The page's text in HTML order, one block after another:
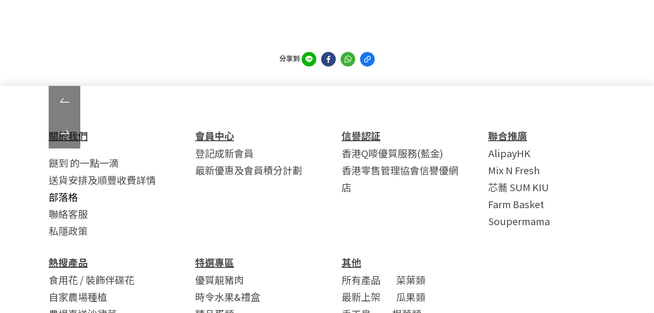
分享到
關於我們
餸到 的一點一滴
送貨安排及順豐收費詳情
部落格
聯絡客服
私隱政策
會員中心
登記成新會員
最新優惠及會員積分計劃
信譽認証
香港Q嘜優質服務(藍金)
香港零售管理協會信譽優網
店
聯合推廣
AlipayHK
Mix N Fresh
芯蕎 SUM KIU
Farm Basket
Soupermama
熱搜產品
食用花 / 裝飾伴碟花
自家農場種植
特選專區
優質靚豬肉
時令水果&禮盒
其他
所有產品
菜葉類
最新上架
瓜果類